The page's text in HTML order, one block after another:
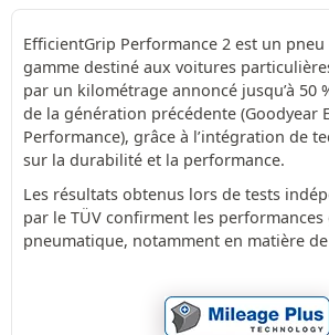
EfficientGrip Performance 2 est un
gamme destiné aux voitures
par un kilométrage annoncé jusqu’à 50
de la génération précédente (Goodyear
Performance), grâce à l’intégration de
sur la durabilité et la performance.
Les résultats obtenus lors de tests
par le TÜV confirment les
pneumatique, notamment en matière